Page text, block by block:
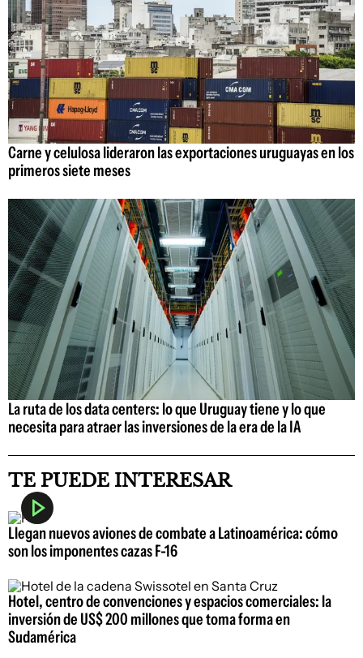
Carne y celulosa lideraron las exportaciones uruguayas en los
primeros siete meses
La ruta de los data centers: lo que Uruguay tiene y lo que
necesita para atraer las inversiones de la era de la IA
TE PUEDE INTERESAR
Llegan nuevos aviones de combate a Latinoamérica: cómo
son los imponentes cazas F-16
Hotel, centro de convenciones y espacios comerciales: la
inversión de US$ 200 millones que toma forma en
Sudamérica